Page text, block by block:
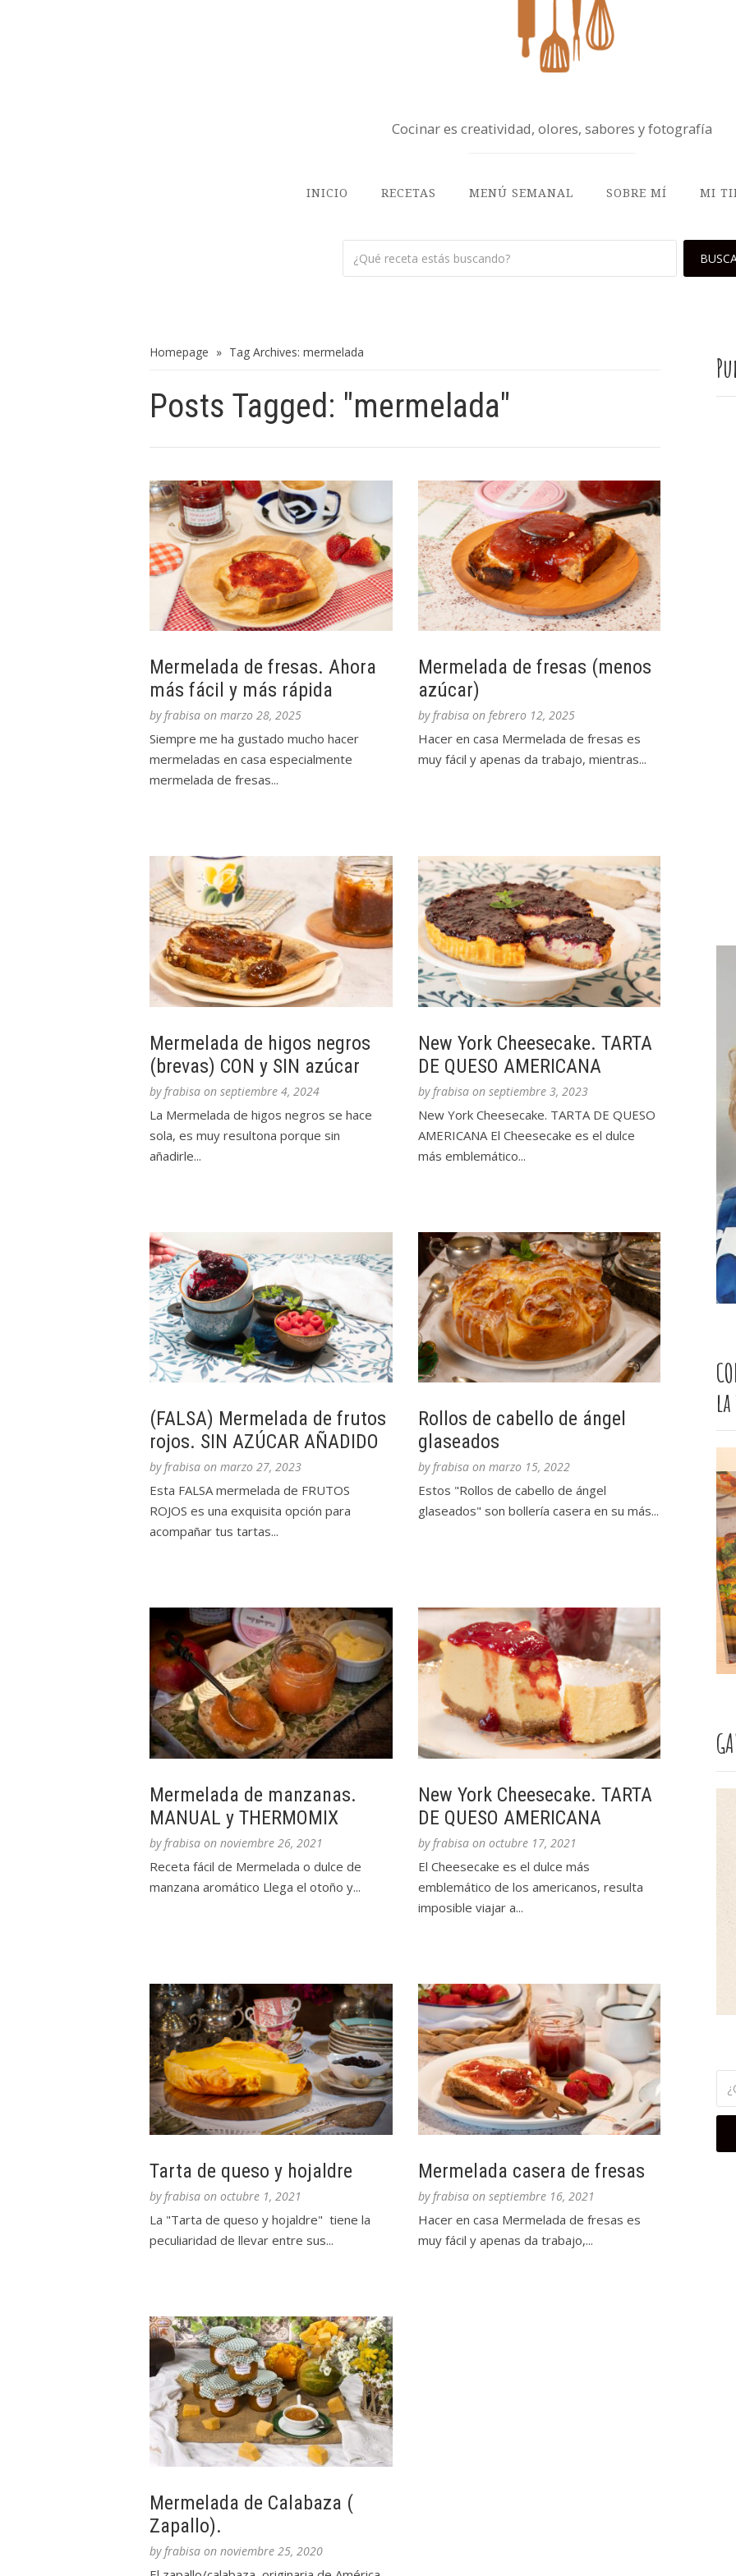
Cocinar es creatividad, olores, sabores y fotografía
INICIO RECETAS MENÚ SEMANAL SOBRE MÍ MI
Homepage » Tag Archives: mermelada
Posts Tagged: "mermelada"
Mermelada de fresas. Ahora
más fácil y más rápida
byfrabisa on marzo 28, 2025
Siempre me ha gustado mucho hacer
mermeladas en casa especialmente
mermelada de fresas...
Mermelada de fresas (menos
azúcar)
byfrabisa on febrero 12, 2025
Hacer en casa Mermelada de fresas es
muy fácil y apenas da trabajo, mientras...
Mermelada de higos negros
(brevas) CON y SIN azúcar
byfrabisa on septiembre 4, 2024
La Mermelada de higos negros se hace
sola, es muy resultona porque sin
añadirle...
New York Cheesecake. TARTA
DE QUESO AMERICANA
byfrabisa on septiembre 3, 2023
New York Cheesecake. TARTA DE QUESO
AMERICANA El Cheesecake es el dulce
más emblemático...
(FALSA) Mermelada de frutos
rojos. SIN AZÚCAR AÑADIDO
byfrabisa on marzo 27, 2023
Esta FALSA mermelada de FRUTOS
ROJOS es una exquisita opción para
acompañar tus tartas...
Rollos de cabello de ángel
glaseados
byfrabisa on marzo 15, 2022
Estos "Rollos de cabello de ángel
glaseados" son bollería casera en su más...
Mermelada de manzanas.
MANUAL y THERMOMIX
byfrabisa on noviembre 26, 2021
Receta fácil de Mermelada o dulce de
manzana aromático Llega el otoño y...
New York Cheesecake. TARTA
DE QUESO AMERICANA
byfrabisa on octubre 17, 2021
El Cheesecake es el dulce más
emblemático de los americanos, resulta
imposible viajar a...
Tarta de queso y hojaldre
by frabisa on octubre 1, 2021
La "Tarta de queso y hojaldre" tiene la
peculiaridad de llevar entre sus...
Mermelada casera de fresas
by frabisa on septiembre 16, 2021
Hacer en casa Mermelada de fresas es
muy fácil y apenas da trabajo,...
Mermelada de Calabaza (
Zapallo).
byfrabisa on noviembre 25, 2020